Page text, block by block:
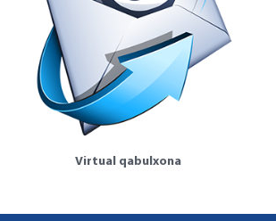
Virtual qabulxona